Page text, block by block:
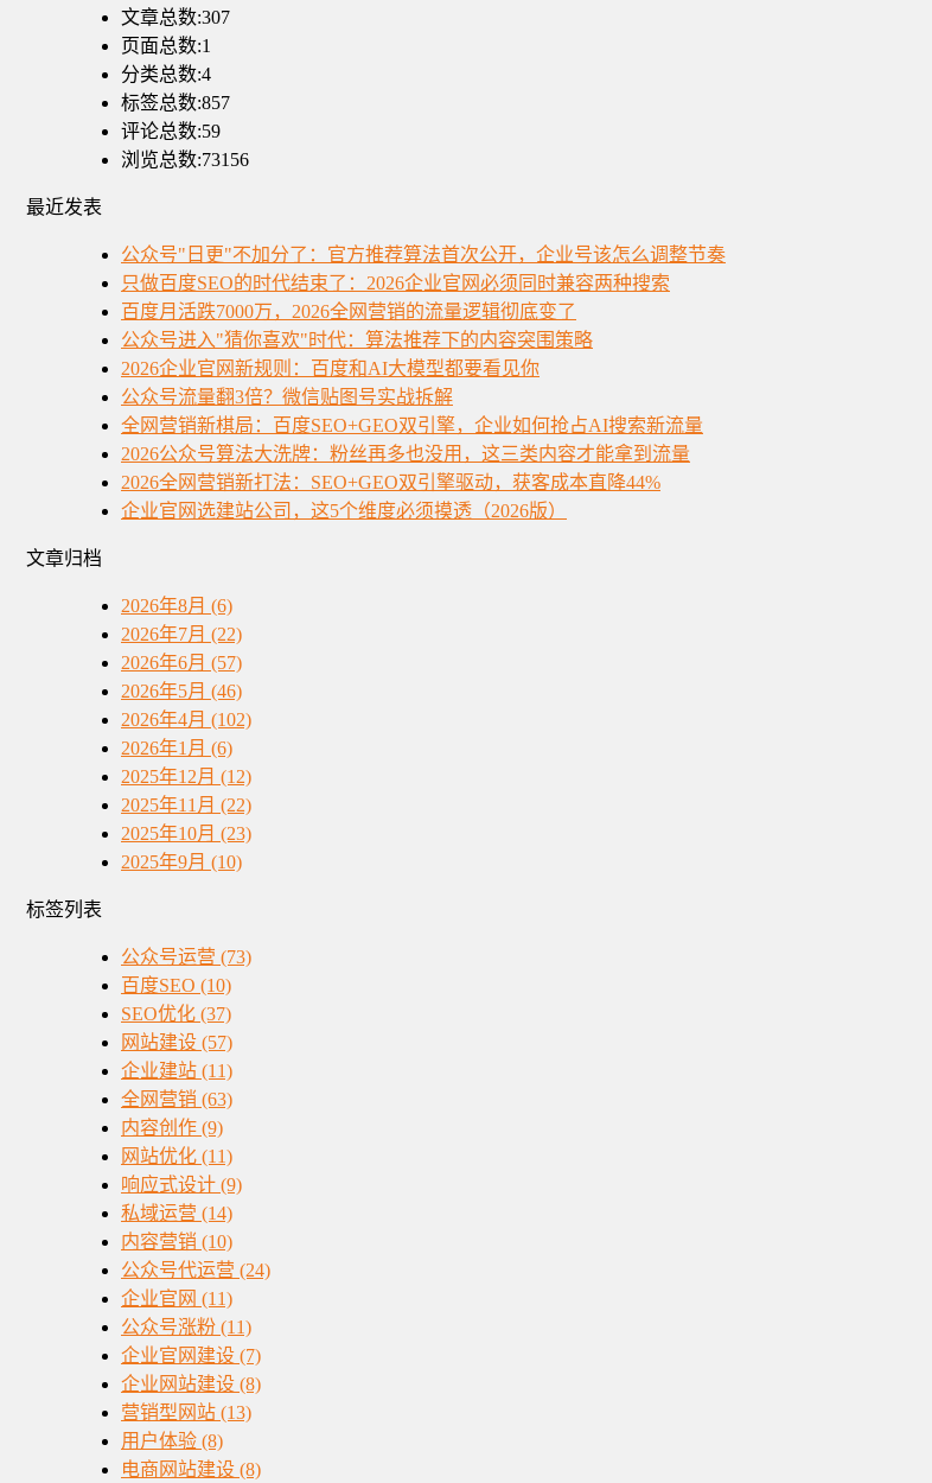
文章总数:307
页面总数:1
分类总数:4
标签总数:857
评论总数:59
浏览总数:73156
最近发表
公众号"日更"不加分了：官方推荐算法首次公开，企业号该怎么调整节奏
只做百度SEO的时代结束了：2026企业官网必须同时兼容两种搜索
百度月活跌7000万，2026全网营销的流量逻辑彻底变了
公众号进入"猜你喜欢"时代：算法推荐下的内容突围策略
2026企业官网新规则：百度和AI大模型都要看见你
公众号流量翻3倍？微信贴图号实战拆解
全网营销新棋局：百度SEO+GEO双引擎，企业如何抢占AI搜索新流量
2026公众号算法大洗牌：粉丝再多也没用，这三类内容才能拿到流量
2026全网营销新打法：SEO+GEO双引擎驱动，获客成本直降44%
企业官网选建站公司，这5个维度必须摸透（2026版）
文章归档
2026年8月 (6)
2026年7月 (22)
2026年6月 (57)
2026年5月 (46)
2026年4月 (102)
2026年1月 (6)
2025年12月 (12)
2025年11月 (22)
2025年10月 (23)
2025年9月 (10)
标签列表
公众号运营 (73)
百度SEO (10)
SEO优化 (37)
网站建设 (57)
企业建站 (11)
全网营销 (63)
内容创作 (9)
网站优化 (11)
响应式设计 (9)
私域运营 (14)
内容营销 (10)
公众号代运营 (24)
企业官网 (11)
公众号涨粉 (11)
企业官网建设 (7)
企业网站建设 (8)
营销型网站 (13)
用户体验 (8)
电商网站建设 (8)